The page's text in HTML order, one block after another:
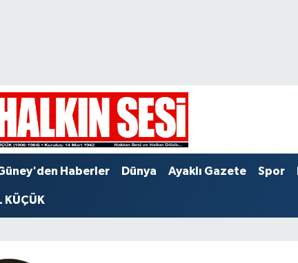
Haberler Dünya Ayaklı Gazete Spor
KÜÇÜK